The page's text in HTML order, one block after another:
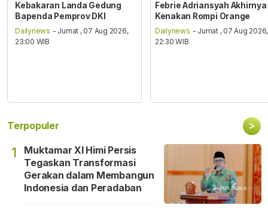
Kebakaran Landa Gedung
Bapenda Pemprov DKI
Dailynews - Jumat , 07 Aug 2026,
23:00 WIB
Febrie Adriansyah Akhirnya
Kenakan Rompi Orange
Dailynews - Jumat , 07 Aug 2026,
22:30 WIB
Terpopuler >
1
Muktamar XI Himi Persis
Tegaskan Transformasi
Gerakan dalam Membangun
Indonesia dan Peradaban